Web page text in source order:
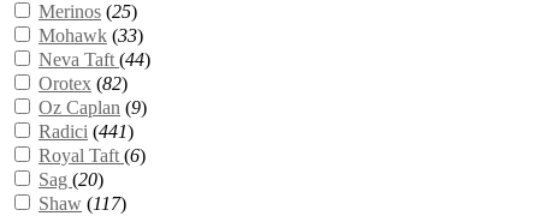
Merinos (25)
Mohawk (33)
Neva Taft (44)
Orotex (82)
Oz Caplan (9)
Radici (441)
Royal Taft (6)
Sag (20)
Shaw (117)